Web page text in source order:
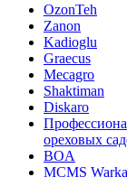
OzonTeh
Zanon
Kadioglu
Graecus
Mecagro
Shaktiman
Diskaro
ореховых
BOA
MCMS Warka